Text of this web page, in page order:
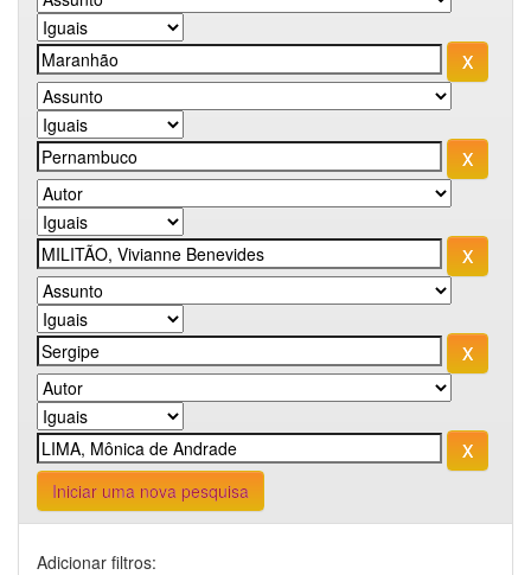
Iniciar uma nova pesquisa
Adicionar filtros: